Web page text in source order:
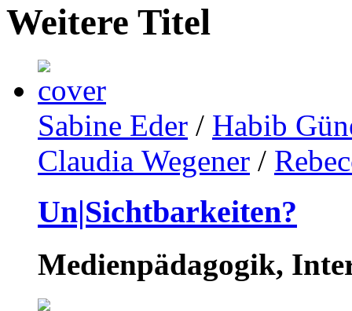
Weitere Titel
Sabine Eder / Habib
Claudia Wegener /
Un|Sichtbarkeiten?
Medienpädagogik,